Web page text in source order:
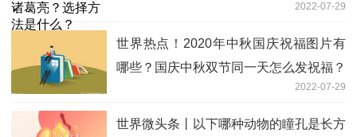
2022-07-29
世界热点！2020年中秋国庆祝福图片有
哪些？国庆中秋双节同一天怎么发祝福？
2022-07-29
世界微头条丨以下哪种动物的瞳孔是长方